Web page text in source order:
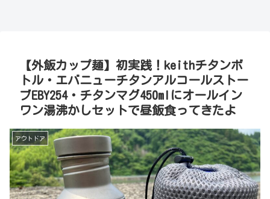
【外飯カップ麺】初実践！keithチタンボ
トル・エバニューチタンアルコールストー
ブEBY254・チタンマグ450mlにオールイン
ワン湯沸かしセットで昼飯食ってきたよ
アウトドア